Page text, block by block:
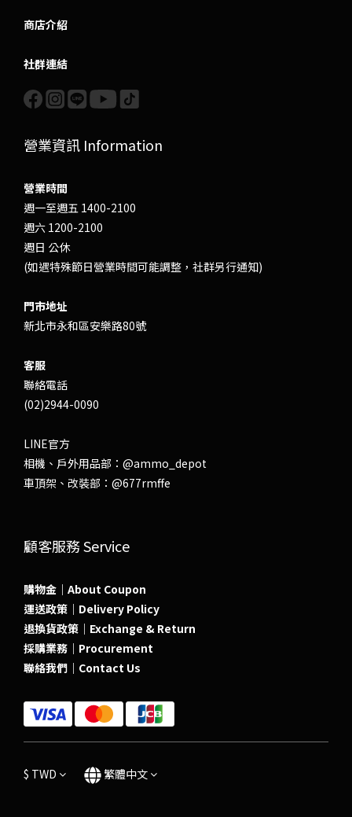
商店介紹
社群連結
營業資訊 Information
營業時間
週一至週五 1400-2100
週六 1200-2100
週日 公休
(如遇特殊節日營業時間可能調整，社群另行通知)
門市地址
新北市永和區安樂路80號
客服
聯絡電話
(02)2944-0090
LINE官方
相機、戶外用品部： @ammo_depot
車頂架、改裝部： @677rmffe
顧客服務 Service
購物金｜About Coupon
運送政策｜Delivery Policy
退換貨政策｜Exchange & Return
採購業務｜Procurement
聯絡我們｜Contact Us
$ TWD 繁體中文